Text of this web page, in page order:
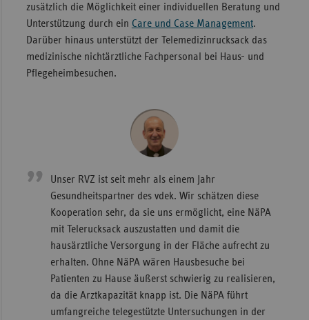
zusätzlich die Möglichkeit einer individuellen Beratung und
Unterstützung durch ein Care und Case Management.
Darüber hinaus unterstützt der Telemedizinrucksack das
medizinische nichtärztliche Fachpersonal bei Haus- und
Pflegeheimbesuchen.
Unser RVZ ist seit mehr als einem Jahr
Gesundheitspartner des vdek. Wir schätzen diese
Kooperation sehr, da sie uns ermöglicht, eine NäPA
mit Telerucksack auszustatten und damit die
hausärztliche Versorgung in der Fläche aufrecht zu
erhalten. Ohne NäPA wären Hausbesuche bei
Patienten zu Hause äußerst schwierig zu realisieren,
da die Arztkapazität knapp ist. Die NäPA führt
umfangreiche telegestützte Untersuchungen in der